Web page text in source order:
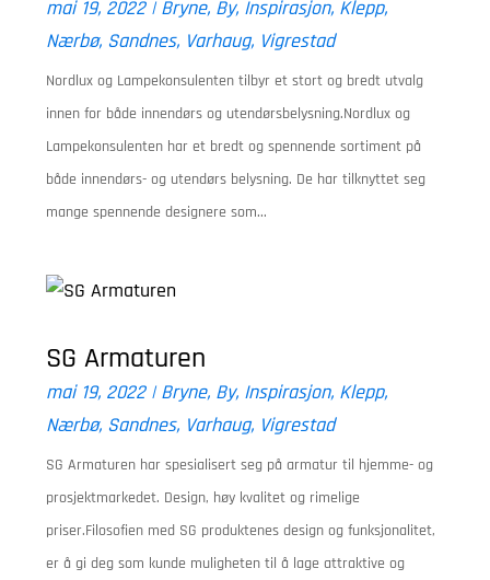
mai 19, 2022|Bryne, By, Inspirasjon, Klepp,
Nærbø, Sandnes, Varhaug, Vigrestad
Nordlux og Lampekonsulenten tilbyr et stort og bredt utvalg
innen for både innendørs og utendørsbelysning.Nordlux og
Lampekonsulenten har et bredt og spennende sortiment på
både innendørs- og utendørs belysning. De har tilknyttet seg
mange spennende designere som...
SG Armaturen
mai 19, 2022|Bryne, By, Inspirasjon, Klepp,
Nærbø, Sandnes, Varhaug, Vigrestad
SG Armaturen har spesialisert seg på armatur til hjemme- og
prosjektmarkedet. Design, høy kvalitet og rimelige
priser.Filosofien med SG produktenes design og funksjonalitet,
er å gi deg som kunde muligheten til å lage attraktive og